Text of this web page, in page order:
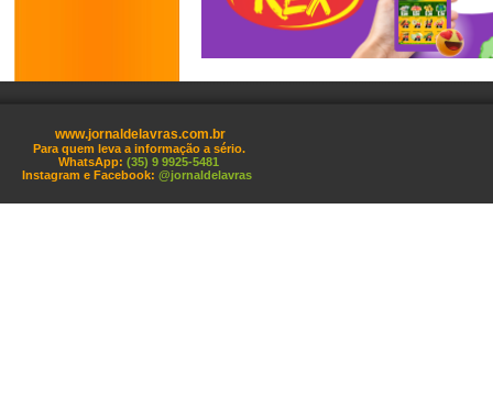
www.jornaldelavras.com.br
Para quem leva a informação a sério.
WhatsApp: (35) 9 9925-5481
Instagram e Facebook: @jornaldelavras